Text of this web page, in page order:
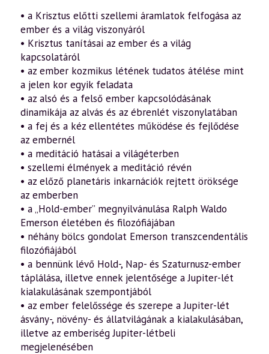
a
szellemtudomány
tükrében
1.
rész
(2015.11.27.)
mennyiség
• a Krisztus előtti szellemi áramlatok felfogása az
ember és a világ viszonyáról
• Krisztus tanításai az ember és a világ
kapcsolatáról
• az ember kozmikus létének tudatos átélése mint
a jelen kor egyik feladata
• az alsó és a felső ember kapcsolódásának
dinamikája az alvás és az ébrenlét viszonylatában
• a fej és a kéz ellentétes működése és fejlődése
az embernél
• a meditáció hatásai a világéterben
• szellemi élmények a meditáció révén
• az előző planetáris inkarnációk rejtett öröksége
az emberben
• a „Hold-ember” megnyilvánulása Ralph Waldo
Emerson életében és filozófiájában
• néhány bölcs gondolat Emerson transzcendentális
filozófiájából
• a bennünk lévő Hold-, Nap- és Szaturnusz-ember
táplálása, illetve ennek jelentősége a Jupiter-lét
kialakulásának szempontjából
• az ember felelőssége és szerepe a Jupiter-lét
ásvány-, növény- és állatvilágának a kialakulásában,
illetve az emberiség Jupiter-létbeli
megjelenésében